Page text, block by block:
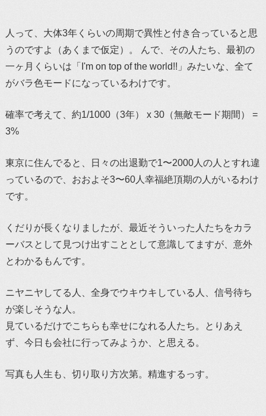
人って、大体3年くらいの周期で異性と付き合っていると思
うのですよ（あくまで仮定）。 んで、その人たち、最初の
一ヶ月くらいは「I'm on top of the world!!」みたいな、全て
がバラ色モードになっているわけです。
確率で考えて、約1/1000（3年） x 30（無敵モード期間） =
3%
東京に住んでると、日々の出退勤で1〜2000人の人とすれ違
っているので、おおよそ3〜60人幸福絶頂期の人がいるわけ
です。
くだりが長くなりましたが、最近そういった人たちをカラ
ーバスとして見つけ出すこととして意識してますが、意外
とわかるもんです。
ニヤニヤしてる人、全身でウキウキしている人、信号待ち
が楽しそうな人。
見ているだけでこちらも幸せになれる人たち。とりあえ
ず、今日も会社に行ってみようか、と思える。
写真も人生も、切り取り方次第。精進するっす。